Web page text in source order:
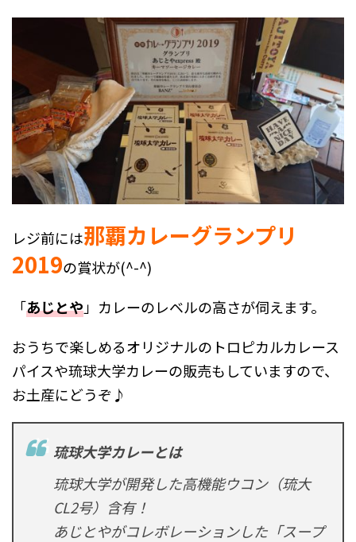
レジ前には那覇カレーグランプリ
2019の賞状が(^-^)
「あじとや」カレーのレベルの高さが伺えます。
おうちで楽しめるオリジナルのトロピカルカレース
パイスや琉球大学カレーの販売もしていますので、
お土産にどうぞ♪
琉球大学カレーとは
琉球大学が開発した高機能ウコン（琉大
CL2号）含有！
あじとやがコレボレーションした「スープ